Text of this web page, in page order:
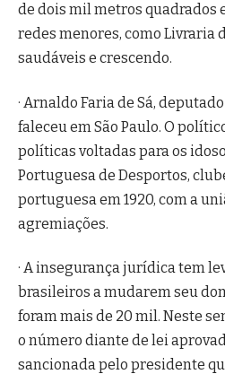
de dois mil metros quadrados
redes menores, como Livraria
saudáveis e crescendo.
· Arnaldo Faria de Sá,
faleceu em São Paulo. O
políticas voltadas para os
Portuguesa de Desportos,
portuguesa em 1920, com a
agremiações.
· A insegurança jurídica tem
brasileiros a mudarem seu
foram mais de 20 mil. Neste
o número diante de lei
sancionada pelo presidente